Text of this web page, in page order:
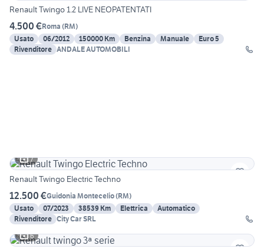
Renault Twingo 1.2 LIVE NEOPATENTATI
4.500 €Roma (RM)
Usato
06/2012 150000 Km Benzina Manuale
Euro 5
Rivenditore ANDALE AUTOMOBILI
7
Renault Twingo Electric Techno
12.500 €Guidonia Montecelio(RM)
Usato
07/2023 38539 Km Elettrica
Automatico
Rivenditore City Car SRL
6